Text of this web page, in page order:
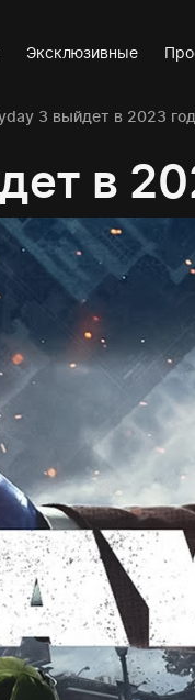
Эксклюзивные
3 выйдет в 2023
в